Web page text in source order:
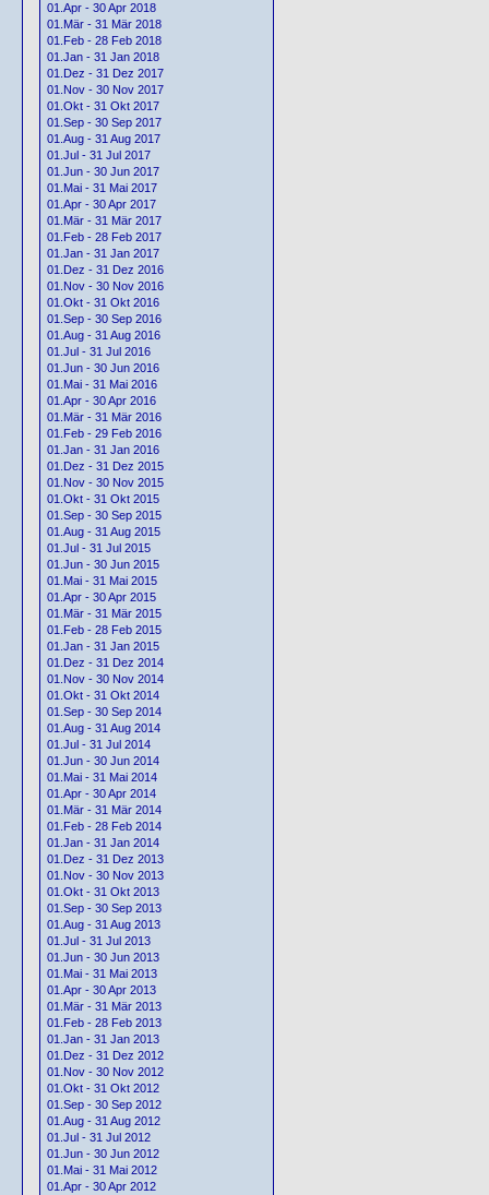
01.Apr - 30 Apr 2018
01.Mär - 31 Mär 2018
01.Feb - 28 Feb 2018
01.Jan - 31 Jan 2018
01.Dez - 31 Dez 2017
01.Nov - 30 Nov 2017
01.Okt - 31 Okt 2017
01.Sep - 30 Sep 2017
01.Aug - 31 Aug 2017
01.Jul - 31 Jul 2017
01.Jun - 30 Jun 2017
01.Mai - 31 Mai 2017
01.Apr - 30 Apr 2017
01.Mär - 31 Mär 2017
01.Feb - 28 Feb 2017
01.Jan - 31 Jan 2017
01.Dez - 31 Dez 2016
01.Nov - 30 Nov 2016
01.Okt - 31 Okt 2016
01.Sep - 30 Sep 2016
01.Aug - 31 Aug 2016
01.Jul - 31 Jul 2016
01.Jun - 30 Jun 2016
01.Mai - 31 Mai 2016
01.Apr - 30 Apr 2016
01.Mär - 31 Mär 2016
01.Feb - 29 Feb 2016
01.Jan - 31 Jan 2016
01.Dez - 31 Dez 2015
01.Nov - 30 Nov 2015
01.Okt - 31 Okt 2015
01.Sep - 30 Sep 2015
01.Aug - 31 Aug 2015
01.Jul - 31 Jul 2015
01.Jun - 30 Jun 2015
01.Mai - 31 Mai 2015
01.Apr - 30 Apr 2015
01.Mär - 31 Mär 2015
01.Feb - 28 Feb 2015
01.Jan - 31 Jan 2015
01.Dez - 31 Dez 2014
01.Nov - 30 Nov 2014
01.Okt - 31 Okt 2014
01.Sep - 30 Sep 2014
01.Aug - 31 Aug 2014
01.Jul - 31 Jul 2014
01.Jun - 30 Jun 2014
01.Mai - 31 Mai 2014
01.Apr - 30 Apr 2014
01.Mär - 31 Mär 2014
01.Feb - 28 Feb 2014
01.Jan - 31 Jan 2014
01.Dez - 31 Dez 2013
01.Nov - 30 Nov 2013
01.Okt - 31 Okt 2013
01.Sep - 30 Sep 2013
01.Aug - 31 Aug 2013
01.Jul - 31 Jul 2013
01.Jun - 30 Jun 2013
01.Mai - 31 Mai 2013
01.Apr - 30 Apr 2013
01.Mär - 31 Mär 2013
01.Feb - 28 Feb 2013
01.Jan - 31 Jan 2013
01.Dez - 31 Dez 2012
01.Nov - 30 Nov 2012
01.Okt - 31 Okt 2012
01.Sep - 30 Sep 2012
01.Aug - 31 Aug 2012
01.Jul - 31 Jul 2012
01.Jun - 30 Jun 2012
01.Mai - 31 Mai 2012
01.Apr - 30 Apr 2012